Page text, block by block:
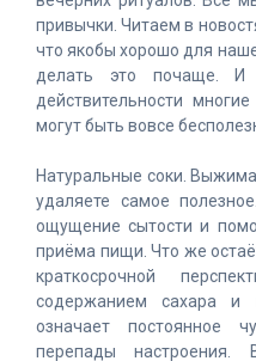
привычки. Читаем в
что якобы хорошо для
делать это почаще.
действительности
могут быть вовсе
Натуральные соки.
удаляете самое
ощущение сытости и
приёма пищи. Что же
краткосрочной
содержанием сахара и
означает постоянное
перепады